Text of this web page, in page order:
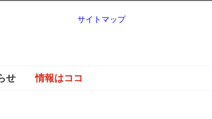
せ 情報はココ
サイトマップ